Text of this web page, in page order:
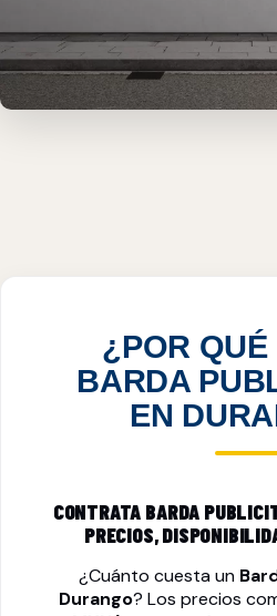
¿POR QUÉ
BARDA
EN
CONTRATA BARDA
PRECIOS,
¿Cuánto cuesta un
Durango? Los precios